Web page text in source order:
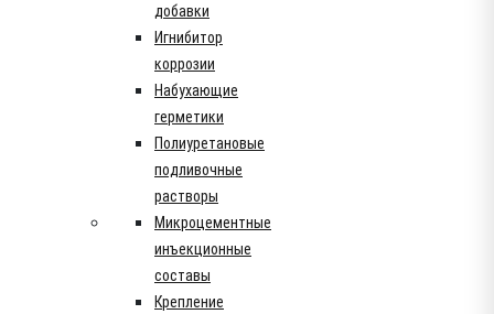
добавки
Игнибитор
коррозии
Набухающие
герметики
Полиуретановые
подливочные
растворы
Микроцементные
инъекционные
составы
Крепление